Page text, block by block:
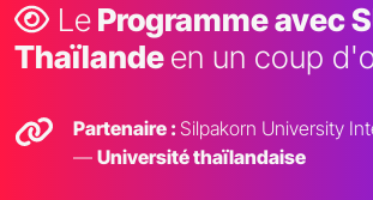
LeProgramme avec
Thaïlandeen un coup
Partenaire : Silpakorn University
— Université thaïlandaise